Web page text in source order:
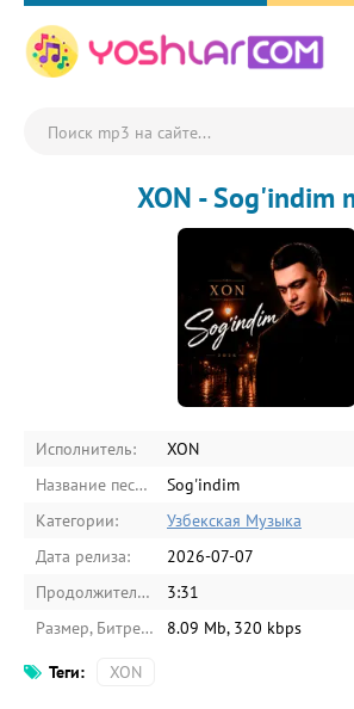
XON - Sog'indim
Исполнитель:
XON
Название песни:
Sog'indim
Категории:
Узбекская Музыка
Дата релиза:
2026-07-07
Продолжительность:
3:31
Размер, Битрейт:
8.09 Mb, 320 kbps
Теги: XON